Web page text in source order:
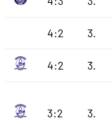
4:2 3.
4:2 3.
3:2 3.